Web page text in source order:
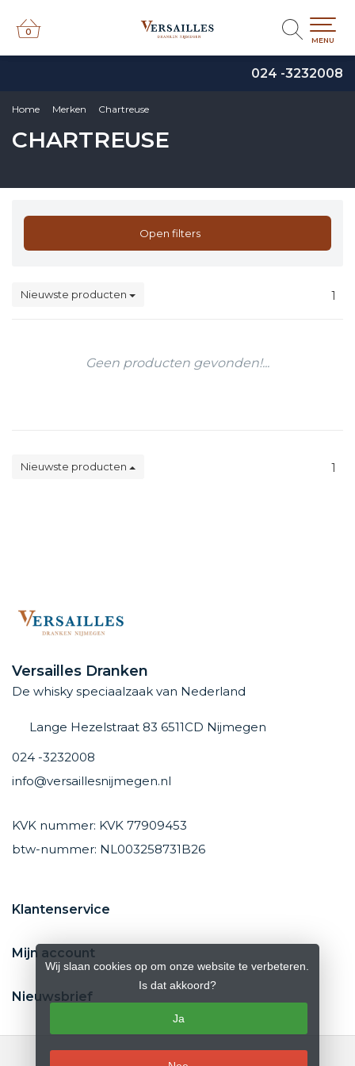
024 -3232008
0
0
MENU
Home Merken Chartreuse
CHARTREUSE
Open filters
Nieuwste producten 1
Geen producten gevonden!...
Nieuwste producten 1
Versailles Dranken
De whisky speciaalzaak van Nederland
Lange Hezelstraat 83 6511CD Nijmegen
024 -3232008
info@versaillesnijmegen.nl
KVK nummer: KVK 77909453
btw-nummer: NL003258731B26
Klantenservice
Mijn account
Nieuwsbrief
Wij slaan cookies op om onze website te verbeteren.
Is dat akkoord?
Ja